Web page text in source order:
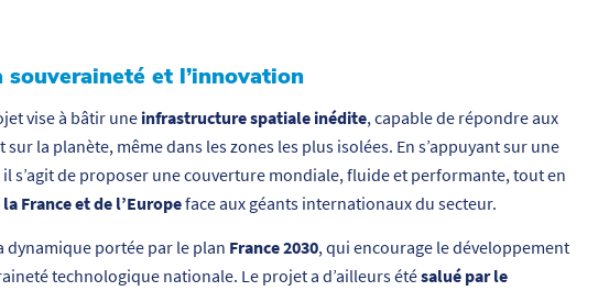
et l’innovation
vise à bâtir une infrastructure spatiale inédite, capable de répondre aux
la planète, même dans les zones les plus isolées. En s’appuyant sur une
s’agit de proposer une couverture mondiale, fluide et performante, tout en
France et de l’Europeface aux géants internationaux du secteur.
dynamique portée par le plan France 2030, qui encourage le développement
technologique nationale. Le projet a d’ailleurs étésalué par le